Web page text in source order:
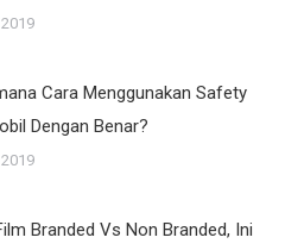
Cara Menggunakan Safety
Dengan Benar?
Branded Vs Non Branded, Ini